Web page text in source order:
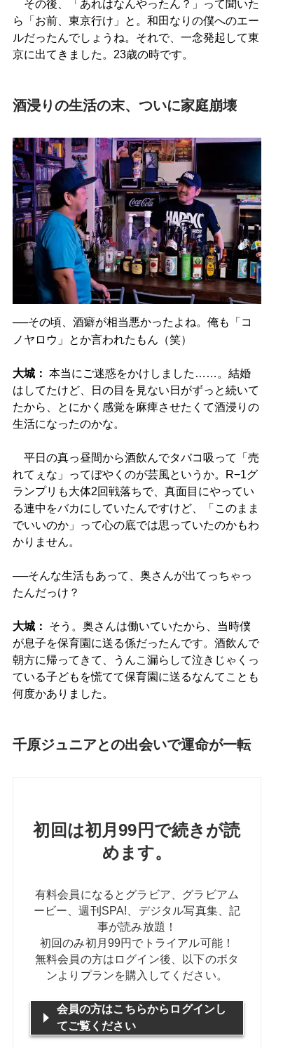
その後、「あれはなんやったん？」って聞いた
ら「お前、東京行け」と。和田なりの僕へのエー
ルだったんでしょうね。それで、一念発起して東
京に出てきました。23歳の時です。
酒浸りの生活の末、ついに家庭崩壊
──その頃、酒癖が相当悪かったよね。俺も「コ
ノヤロウ」とか言われたもん（笑）
大城： 本当にご迷惑をかけしました……。結婚
はしてたけど、日の目を見ない日がずっと続いて
たから、とにかく感覚を麻痺させたくて酒浸りの
生活になったのかな。
平日の真っ昼間から酒飲んでタバコ吸って「売
れてぇな」ってぼやくのが芸風というか。R−1グ
ランプリも大体2回戦落ちで、真面目にやってい
る連中をバカにしていたんですけど、「このまま
でいいのか」って心の底では思っていたのかもわ
かりません。
──そんな生活もあって、奥さんが出てっちゃっ
たんだっけ？
大城：
そう。奥さんは働いていたから、当時僕
が息子を保育園に送る係だったんです。酒飲んで
朝方に帰ってきて、うんこ漏らして泣きじゃくっ
ている子どもを慌てて保育園に送るなんてことも
何度かありました。
千原ジュニアとの出会いで運命が一転